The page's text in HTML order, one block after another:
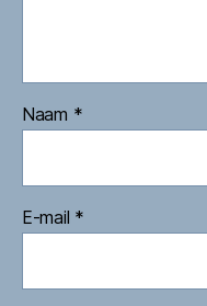
Naam *
E-mail *